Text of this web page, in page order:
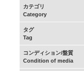
カテゴリ
Category
タグ
Tag
コンディション/盤質
Condition of media